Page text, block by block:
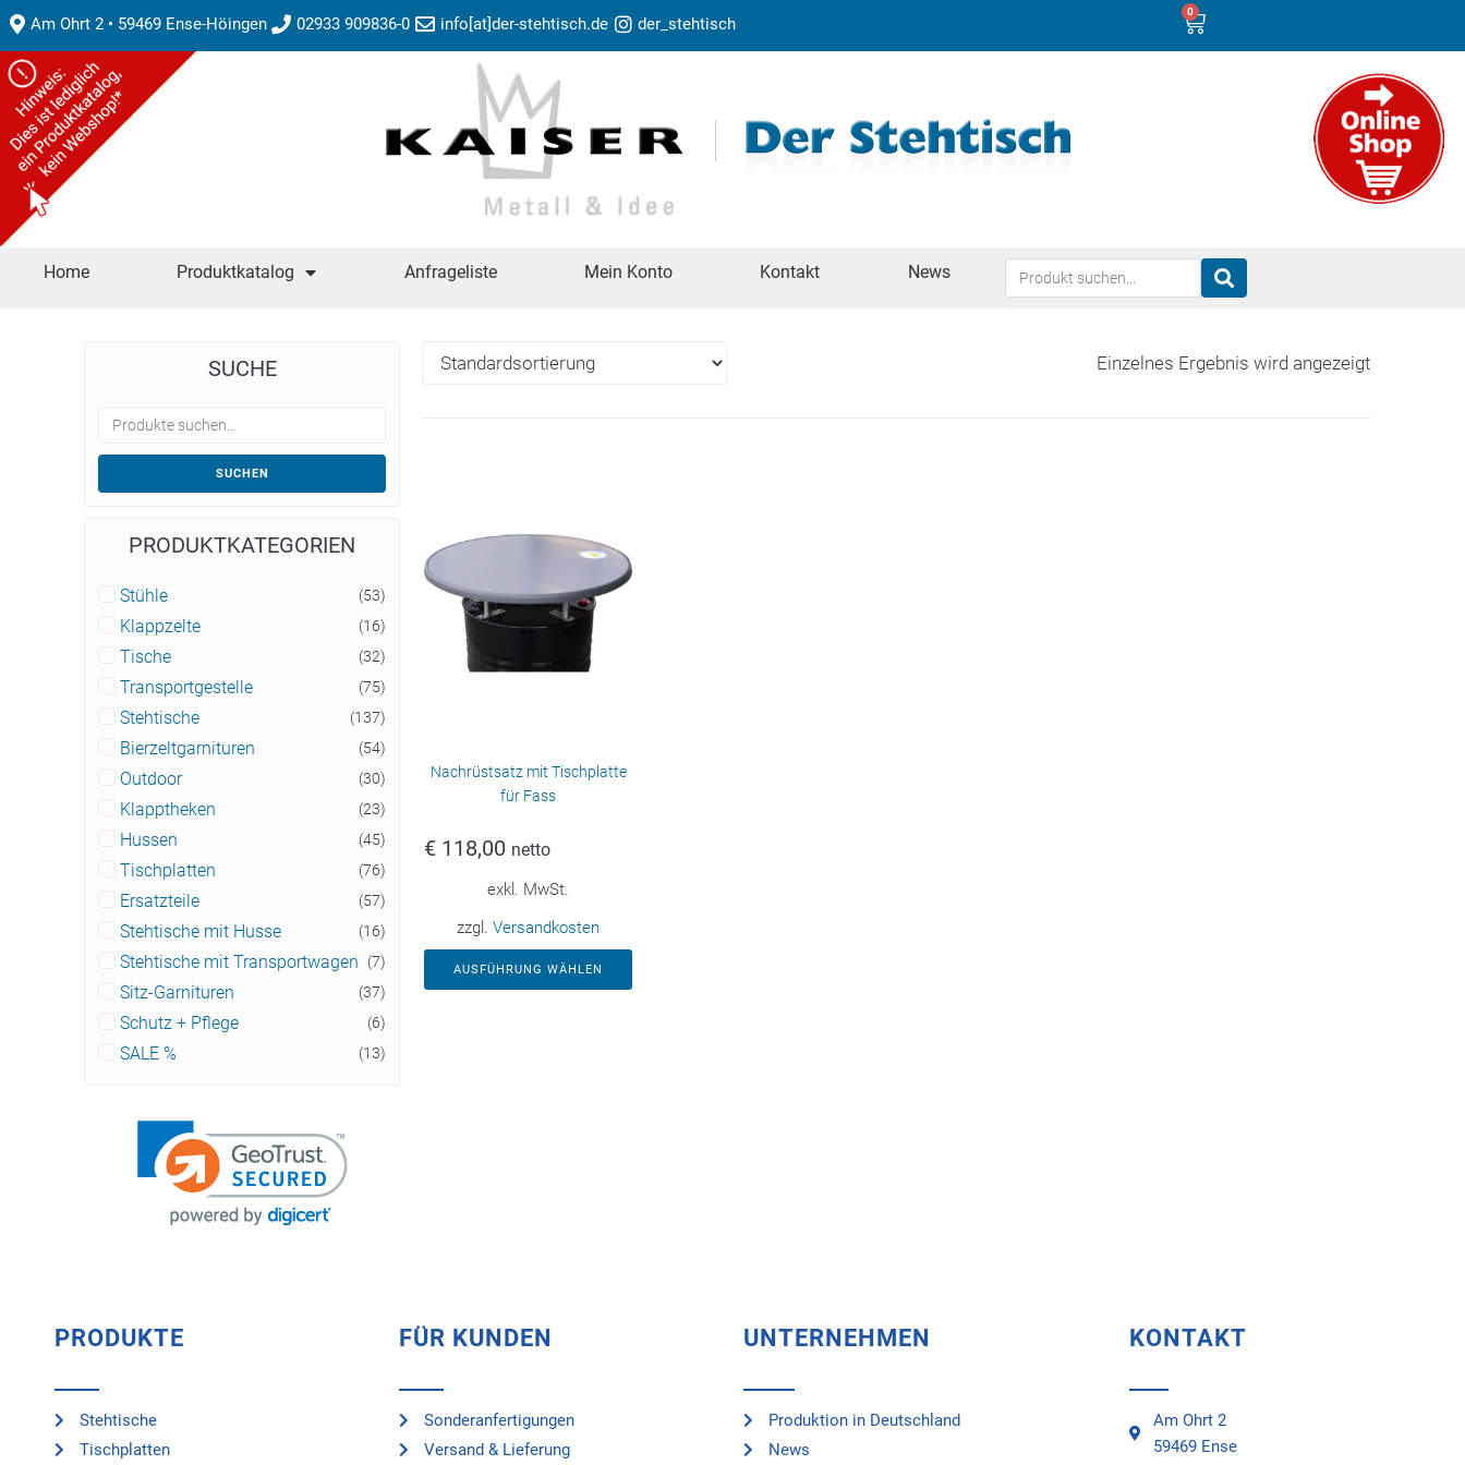
Am Ohrt 2 • 59469 Ense-Höingen 02933 909836-0 info[at]der-stehtisch.de der_stehtisch
0
Home Produktkatalog Anfrageliste Mein Konto Kontakt News
Einzelnes Ergebnis wird angezeigt
Nachrüstsatz mit Tischplatte
für Fass
€ 118,00 netto
exkl. MwSt.
zzgl. Versandkosten
AUSFÜHRUNG WÄHLEN
SUCHE
SUCHEN
PRODUKTKATEGORIEN
Stühle (53)
Klappzelte (16)
Tische (32)
Transportgestelle (75)
Stehtische (137)
Bierzeltgarnituren (54)
Outdoor (30)
Klapptheken (23)
Hussen (45)
Tischplatten (76)
Ersatzteile (57)
Stehtische mit Husse (16)
Stehtische mit Transportwagen (7)
Sitz-Garnituren (37)
Schutz + Pflege (6)
SALE % (13)
PRODUKTE
Stehtische
Tischplatten
FÜR KUNDEN
Sonderanfertigungen
Versand & Lieferung
UNTERNEHMEN
Produktion in Deutschland
News
KONTAKT
Am Ohrt 2
59469 Ense